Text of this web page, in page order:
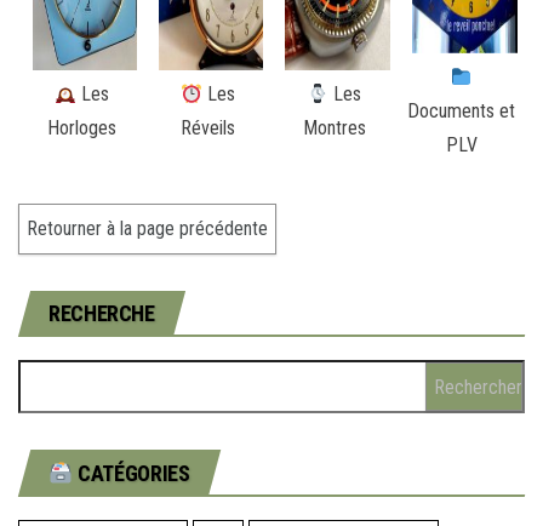
Les
Horloges
Les
Réveils
Les
Montres
Documents et
PLV
RECHERCHE
CATÉGORIES